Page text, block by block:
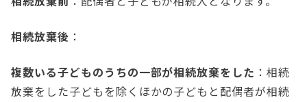
相続放棄後 ：
複数いる子どものうちの一部が相続放棄をした ：相続
放棄をした子どもを除くほかの子どもと配偶者が相続